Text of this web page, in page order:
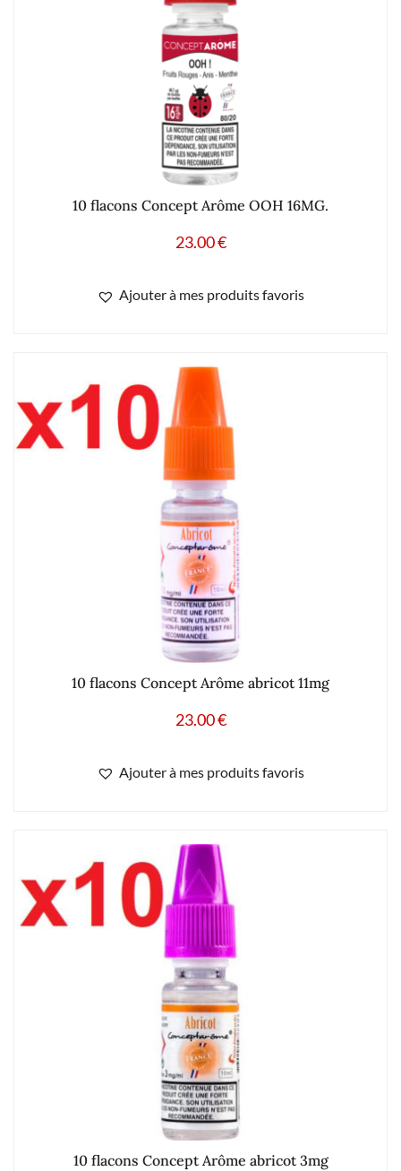
10 flacons Concept Arôme OOH 16MG.
23.00€
Ajouter à mes produits favoris
10 flacons Concept Arôme abricot 11mg
23.00€
Ajouter à mes produits favoris
10 flacons Concept Arôme abricot 3mg